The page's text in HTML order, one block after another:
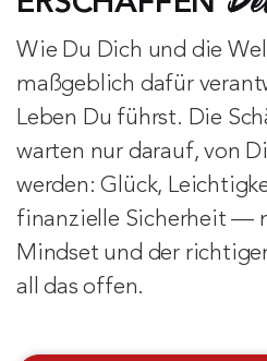
Wie Du Dich und die
maßgeblich dafür
Leben Du führst. Die
warten nur darauf, von
werden: Glück,
finanzielle Sicherheit —
Mindset und der
all das offen.